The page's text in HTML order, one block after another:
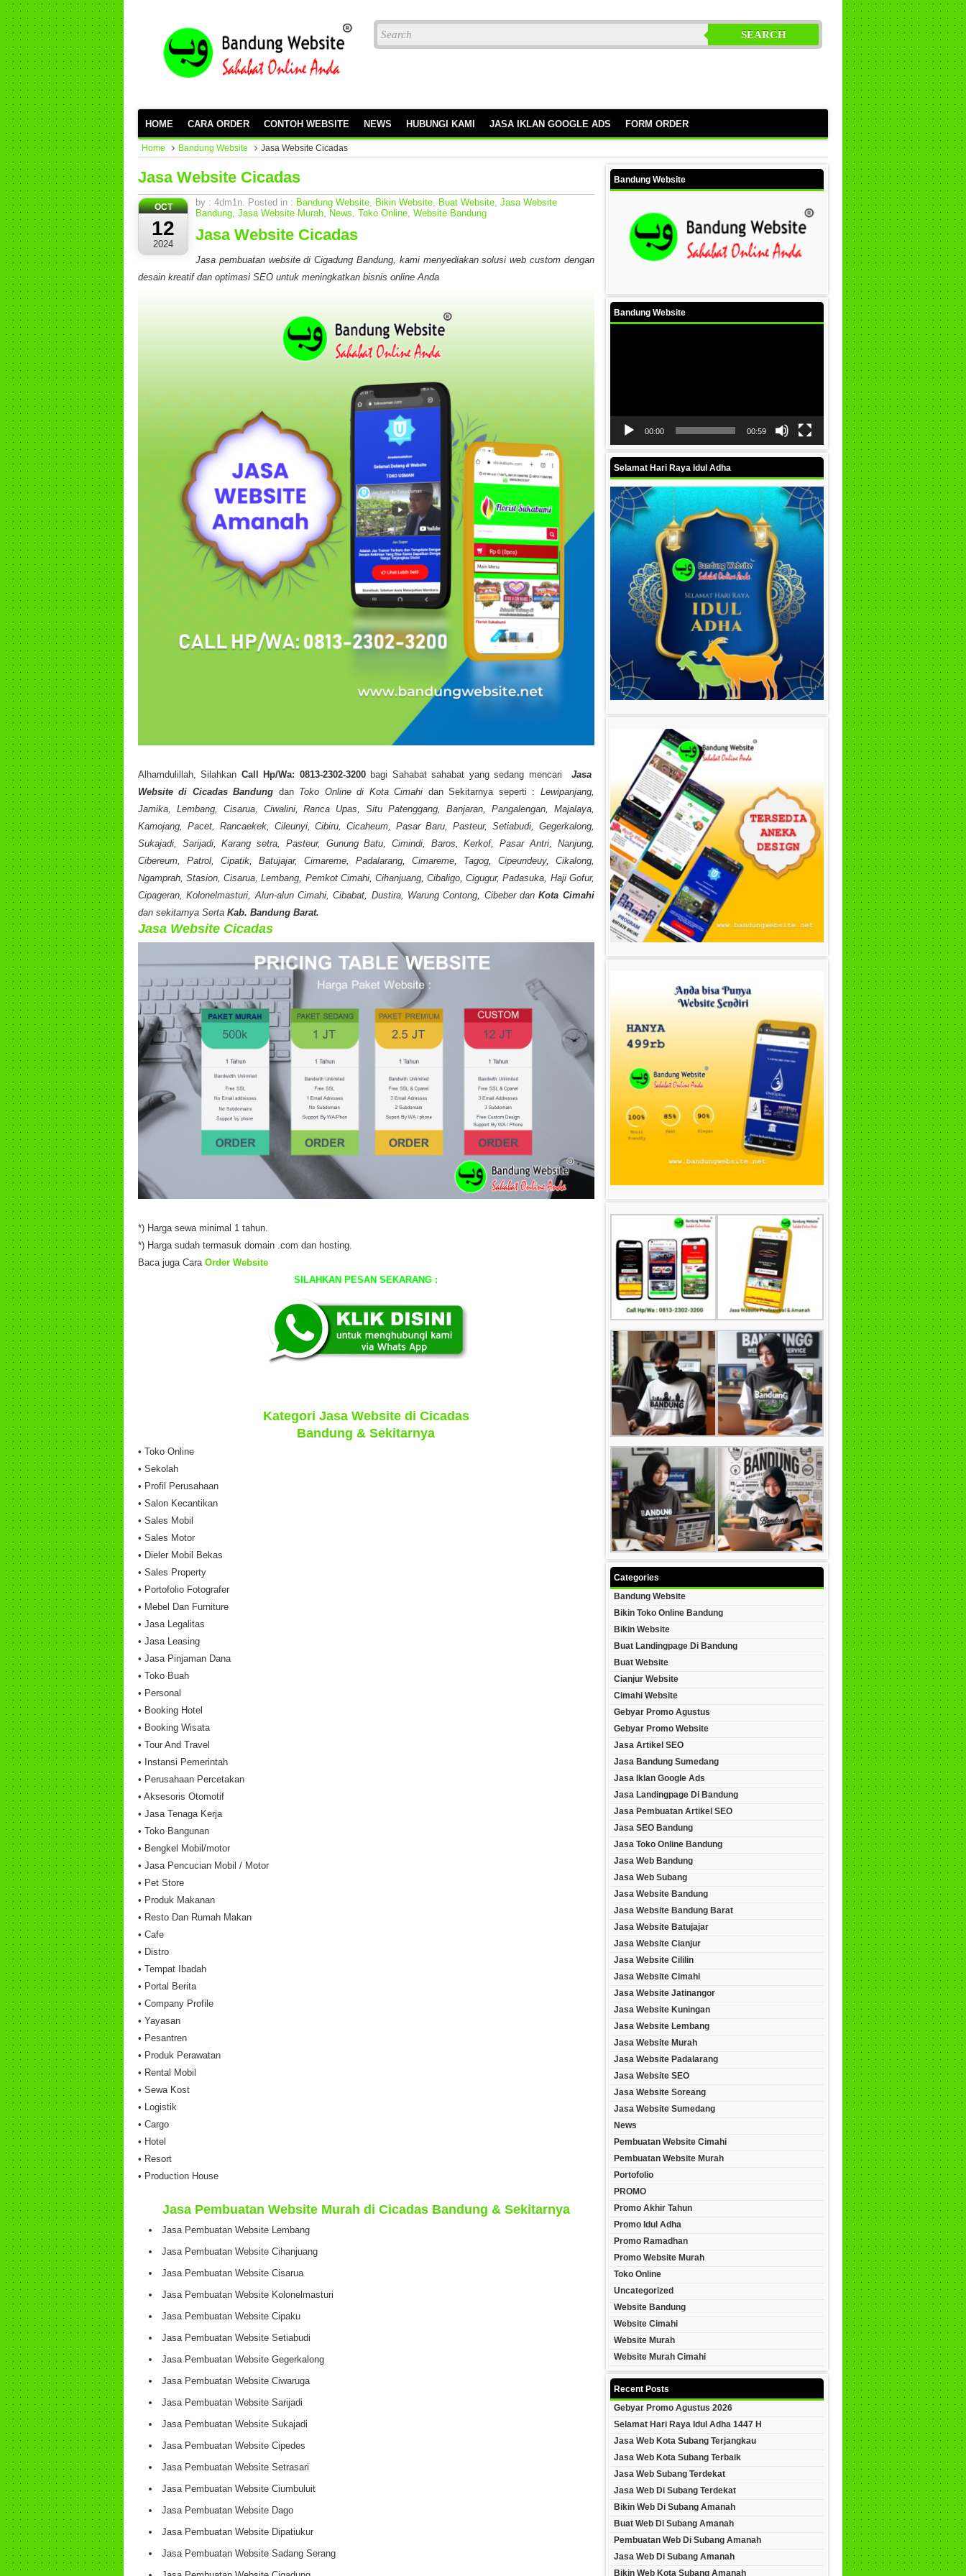
SEARCH
HOME CARA ORDER CONTOH WEBSITE NEWS HUBUNGI KAMI JASA IKLAN GOOGLE ADS FORM ORDER
Home Bandung Website Jasa Website Cicadas
Jasa Website Cicadas
OCT
12
2024
by : 4dm1n. Posted in : Bandung Website Bikin Website Buat Website Jasa Website
Bandung Jasa Website Murah News Toko Online Website Bandung
Jasa Website Cicadas
Jasa pembuatan website di Cigadung Bandung, kami menyediakan solusi web custom dengan
desain kreatif dan optimasi SEO untuk meningkatkan bisnis online Anda
Alhamdulillah, Silahkan Call Hp/Wa: 0813-2302-3200bagi Sahabat sahabat yang sedang mencari Jasa
Website di Cicadas Bandung dan Toko Online di Kota Cimahi dan Sekitarnya seperti : Lewipanjang,
Jamika, Lembang, Cisarua, Ciwalini, Ranca Upas, Situ Patenggang, Banjaran, Pangalengan, Majalaya,
Kamojang, Pacet, Rancaekek, Cileunyi, Cibiru, Cicaheum, Pasar Baru, Pasteur, Setiabudi, Gegerkalong,
Sukajadi, Sarijadi, Karang setra, Pasteur, Gunung Batu, Cimindi, Baros, Kerkof, Pasar Antri, Nanjung,
Cibereum, Patrol, Cipatik, Batujajar, Cimareme, Padalarang, Cimareme, Tagog, Cipeundeuy, Cikalong,
Ngamprah, Stasion, Cisarua, Lembang, Pemkot Cimahi, Cihanjuang, Cibaligo, Cigugur, Padasuka, Haji Gofur,
Cipageran, Kolonelmasturi, Alun-alun Cimahi, Cibabat, Dustira, Warung Contong, Cibeber danKota Cimahi
dan sekitarnya Serta Kab. Bandung Barat.
Jasa Website Cicadas
*) Harga sewa minimal 1 tahun.
*) Harga sudah termasuk domain .com dan hosting.
Baca juga Cara Order Website
SILAHKAN PESAN SEKARANG :
Kategori Jasa Website di Cicadas
Bandung & Sekitarnya
• Toko Online
• Sekolah
• Profil Perusahaan
• Salon Kecantikan
• Sales Mobil
• Sales Motor
• Dieler Mobil Bekas
• Sales Property
• Portofolio Fotografer
• Mebel Dan Furniture
• Jasa Legalitas
• Jasa Leasing
• Jasa Pinjaman Dana
• Toko Buah
• Personal
• Booking Hotel
• Booking Wisata
• Tour And Travel
• Instansi Pemerintah
• Perusahaan Percetakan
• Aksesoris Otomotif
• Jasa Tenaga Kerja
• Toko Bangunan
• Bengkel Mobil/motor
• Jasa Pencucian Mobil / Motor
• Pet Store
• Produk Makanan
• Resto Dan Rumah Makan
• Cafe
• Distro
• Tempat Ibadah
• Portal Berita
• Company Profile
• Yayasan
• Pesantren
• Produk Perawatan
• Rental Mobil
• Sewa Kost
• Logistik
• Cargo
• Hotel
• Resort
• Production House
Jasa Pembuatan Website Murah di Cicadas Bandung & Sekitarnya
Jasa Pembuatan Website Lembang
Jasa Pembuatan Website Cihanjuang
Jasa Pembuatan Website Cisarua
Jasa Pembuatan Website Kolonelmasturi
Jasa Pembuatan Website Cipaku
Jasa Pembuatan Website Setiabudi
Jasa Pembuatan Website Gegerkalong
Jasa Pembuatan Website Ciwaruga
Jasa Pembuatan Website Sarijadi
Jasa Pembuatan Website Sukajadi
Jasa Pembuatan Website Cipedes
Jasa Pembuatan Website Setrasari
Jasa Pembuatan Website Ciumbuluit
Jasa Pembuatan Website Dago
Jasa Pembuatan Website Dipatiukur
Jasa Pembuatan Website Sadang Serang
Bandung Website
Bandung Website
00:00 00:59
Selamat Hari Raya Idul Adha
Categories
Bandung Website
Bikin Toko Online Bandung
Bikin Website
Buat Landingpage Di Bandung
Buat Website
Cianjur Website
Cimahi Website
Gebyar Promo Agustus
Gebyar Promo Website
Jasa Artikel SEO
Jasa Bandung Sumedang
Jasa Iklan Google Ads
Jasa Landingpage Di Bandung
Jasa Pembuatan Artikel SEO
Jasa SEO Bandung
Jasa Toko Online Bandung
Jasa Web Bandung
Jasa Web Subang
Jasa Website Bandung
Jasa Website Bandung Barat
Jasa Website Batujajar
Jasa Website Cianjur
Jasa Website Cililin
Jasa Website Cimahi
Jasa Website Jatinangor
Jasa Website Kuningan
Jasa Website Lembang
Jasa Website Murah
Jasa Website Padalarang
Jasa Website SEO
Jasa Website Soreang
Jasa Website Sumedang
News
Pembuatan Website Cimahi
Pembuatan Website Murah
Portofolio
PROMO
Promo Akhir Tahun
Promo Idul Adha
Promo Ramadhan
Promo Website Murah
Toko Online
Uncategorized
Website Bandung
Website Cimahi
Website Murah
Website Murah Cimahi
Recent Posts
Gebyar Promo Agustus 2026
Selamat Hari Raya Idul Adha 1447 H
Jasa Web Kota Subang Terjangkau
Jasa Web Kota Subang Terbaik
Jasa Web Subang Terdekat
Jasa Web Di Subang Terdekat
Bikin Web Di Subang Amanah
Buat Web Di Subang Amanah
Pembuatan Web Di Subang Amanah
Jasa Web Di Subang Amanah
Bikin Web Kota Subang Amanah